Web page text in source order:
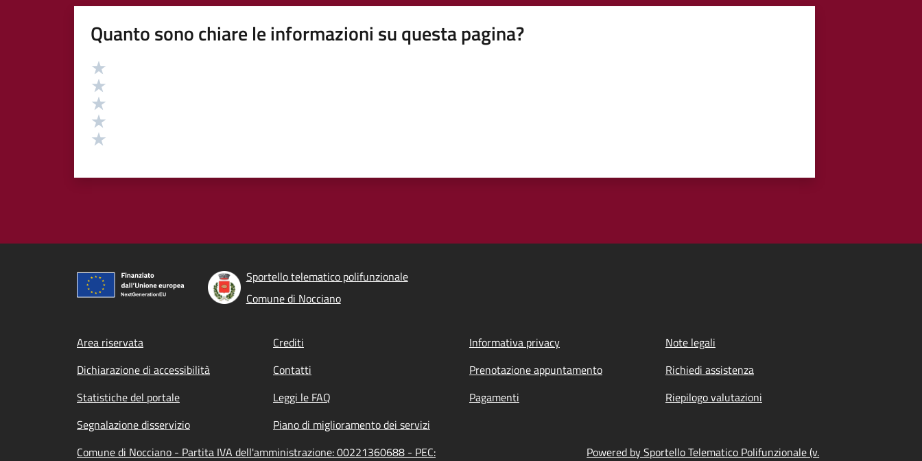
Quanto sono chiare le informazioni su questa pagina?
Valutazione
Sportello telematico polifunzionale
Comune di Nocciano
Footer menu
Area riservata Crediti Informativa privacy
Note legali
Dichiarazione di accessibilità
Contatti Prenotazione appuntamento
Richiedi assistenza
Statistiche del portale
Leggi le FAQ Pagamenti
Riepilogo valutazioni
Segnalazione disservizio
Piano di miglioramento dei servizi
Comune di Nocciano - Partita IVA dell'amministrazione: 00221360688 - PEC:
Powered by Sportello Telematico Polifunzionale (v.